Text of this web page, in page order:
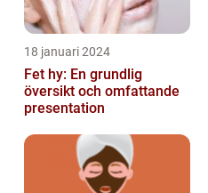
18 januari 2024
Fet hy: En grundlig
översikt och omfattande
presentation